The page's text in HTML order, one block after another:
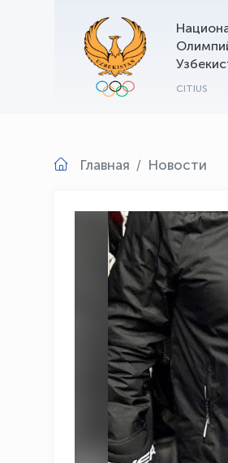
CITIUS
Главная Новости